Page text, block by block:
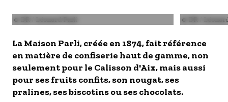
- Les établissements Accueil vélo
LES OFFRES MYPROVENCE
S'inscrire à nos newsletters
Image
© DR / Léonard Parli Image
© DR /
La Maison Parli, créée en 1874, fait référence
en matière de confiserie haut de gamme, non
seulement pour le Calisson d'Aix, mais aussi
pour ses fruits confits, son nougat, ses
pralines, ses biscotins ou ses chocolats.